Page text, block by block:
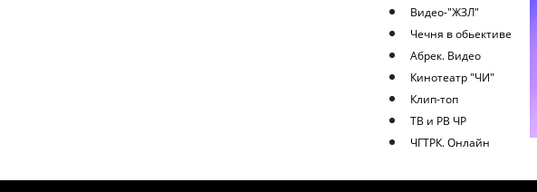
Видео-"ЖЗЛ"
Чечня в обьективе
Абрек. Видео
Кинотеатр "ЧИ"
Клип-топ
ТВ и РВ ЧР
ЧГТРК. Онлайн